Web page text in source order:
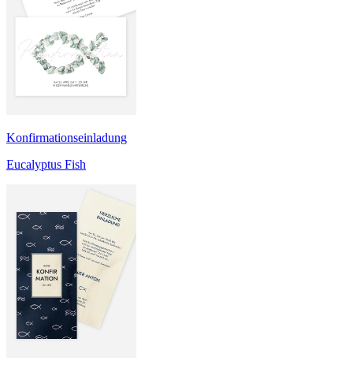
Konfirmationseinladung
Eucalyptus Fish